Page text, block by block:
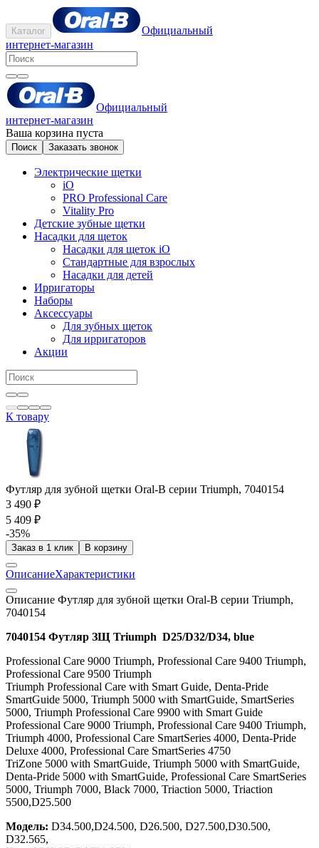
Каталог
Официальный
интернет-магазин
Официальный
интернет-магазин
Ваша корзина пуста
Поиск Заказать звонок
Электрические щетки
iO
PRO Professional Care
Vitality Pro
Детские зубные щетки
Насадки для щеток
Насадки для щеток iO
Стандартные для взрослых
Насадки для детей
Ирригаторы
Наборы
Аксессуары
Для зубных щеток
Для ирригаторов
Акции
К товару
Футляр для зубной щетки Oral-B серии Triumph, 7040154
3 490 ₽
5 409 ₽
-35%
Заказ в 1 клик В корзину
ОписаниеХарактеристики
Описание Футляр для зубной щетки Oral-B серии Triumph,
7040154
7040154 Футляр ЗЩ Triumph D25/D32/D34, blue
Professional Care 9000 Triumph, Professional Care 9400 Triumph,
Professional Care 9500 Triumph
Triumph Professional Care with Smart Guide, Denta-Pride
SmartGuide 5000, Triumph 5000 with SmartGuide, SmartSeries
5000, Triumph Professional Care 9900 with Smart Guide
Professional Care 9000 Triumph, Professional Care 9400 Triumph,
Triumph 4000, Professional Care SmartSeries 4000, Denta-Pride
Deluxe 4000, Professional Care SmartSeries 4750
TriZone 5000 with SmartGuide, Triumph 5000 with SmartGuide,
Denta-Pride 5000 with SmartGuide, Professional Care SmartSeries
5000, Triumph 7000, Black 7000, Triaction 5000, Triaction
5500,D25.500
Модель: D34.500,D24.500, D26.500, D27.500,D30.500,
D32.565,